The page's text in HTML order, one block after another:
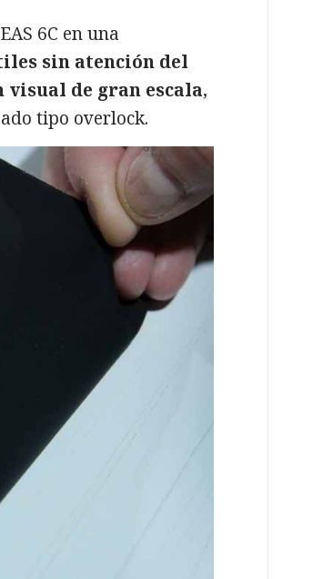
6C en una
sin atención del
visual de gran escala,
tipo overlock.